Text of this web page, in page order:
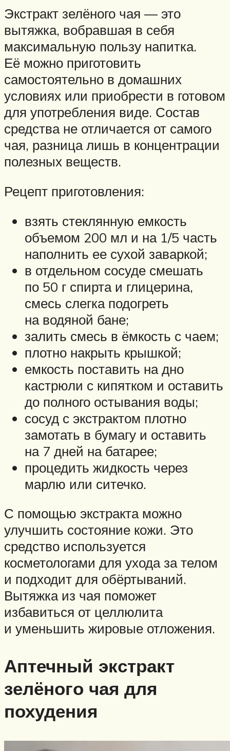
Экстракт зелёного чая — это
вытяжка, вобравшая в себя
максимальную пользу напитка.
Её можно приготовить
самостоятельно в домашних
условиях или приобрести в готовом
для употребления виде. Состав
средства не отличается от самого
чая, разница лишь в концентрации
полезных веществ.
Рецепт приготовления:
взять стеклянную емкость
объемом 200 мл и на 1/5 часть
наполнить ее сухой заваркой;
в отдельном сосуде смешать
по 50 г спирта и глицерина,
смесь слегка подогреть
на водяной бане;
залить смесь в ёмкость с чаем;
плотно накрыть крышкой;
емкость поставить на дно
кастрюли с кипятком и оставить
до полного остывания воды;
сосуд с экстрактом плотно
замотать в бумагу и оставить
на 7 дней на батарее;
процедить жидкость через
марлю или ситечко.
С помощью экстракта можно
улучшить состояние кожи. Это
средство используется
косметологами для ухода за телом
и подходит для обёртываний.
Вытяжка из чая поможет
избавиться от целлюлита
и уменьшить жировые отложения.
Аптечный экстракт
зелёного чая для
похудения